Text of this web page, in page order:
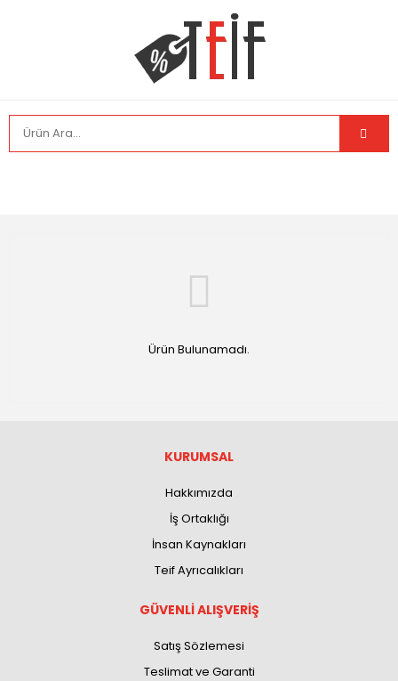
Ürün Bulunamadı.
KURUMSAL
Hakkımızda
İş Ortaklığı
İnsan Kaynakları
Teif Ayrıcalıkları
GÜVENLİ ALIŞVERİŞ
Satış Sözlemesi
Teslimat ve Garanti